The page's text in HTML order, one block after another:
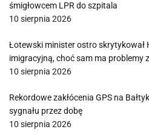
śmigłowcem LPR do szpitala
10 sierpnia 2026
Łotewski minister ostro skrytykował
imigracyjną, choć sam ma problemy
10 sierpnia 2026
Rekordowe zakłócenia GPS na
sygnału przez dobę
10 sierpnia 2026